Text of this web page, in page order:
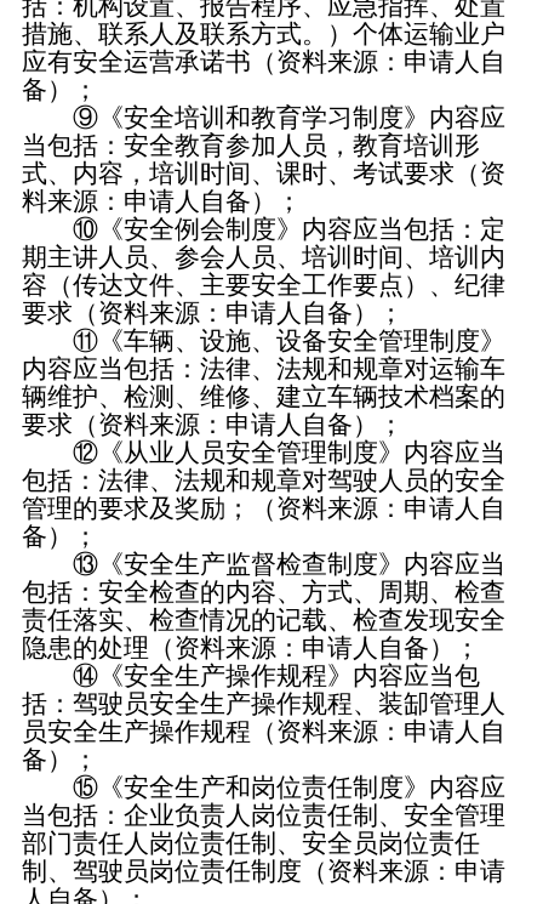
括：机构设置、报告程序、应急指挥、处置
措施、联系人及联系方式。）个体运输业户
应有安全运营承诺书（资料来源：申请人自
备）；
⑨《安全培训和教育学习制度》内容应
当包括：安全教育参加人员，教育培训形
式、内容，培训时间、课时、考试要求（资
料来源：申请人自备）；
⑩《安全例会制度》内容应当包括：定
期主讲人员、参会人员、培训时间、培训内
容（传达文件、主要安全工作要点）、纪律
要求（资料来源：申请人自备）；
⑪《车辆、设施、设备安全管理制度》
内容应当包括：法律、法规和规章对运输车
辆维护、检测、维修、建立车辆技术档案的
要求（资料来源：申请人自备）；
⑫《从业人员安全管理制度》内容应当
包括：法律、法规和规章对驾驶人员的安全
管理的要求及奖励；（资料来源：申请人自
备）；
⑬《安全生产监督检查制度》内容应当
包括：安全检查的内容、方式、周期、检查
责任落实、检查情况的记载、检查发现安全
隐患的处理（资料来源：申请人自备）；
⑭《安全生产操作规程》内容应当包
括：驾驶员安全生产操作规程、装缷管理人
员安全生产操作规程（资料来源：申请人自
备）；
⑮《安全生产和岗位责任制度》内容应
当包括：企业负责人岗位责任制、安全管理
部门责任人岗位责任制、安全员岗位责任
制、驾驶员岗位责任制度（资料来源：申请